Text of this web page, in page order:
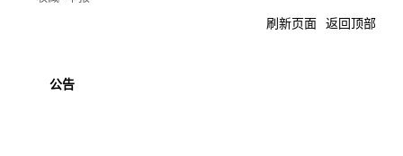
刷新页面 返回顶部
公告